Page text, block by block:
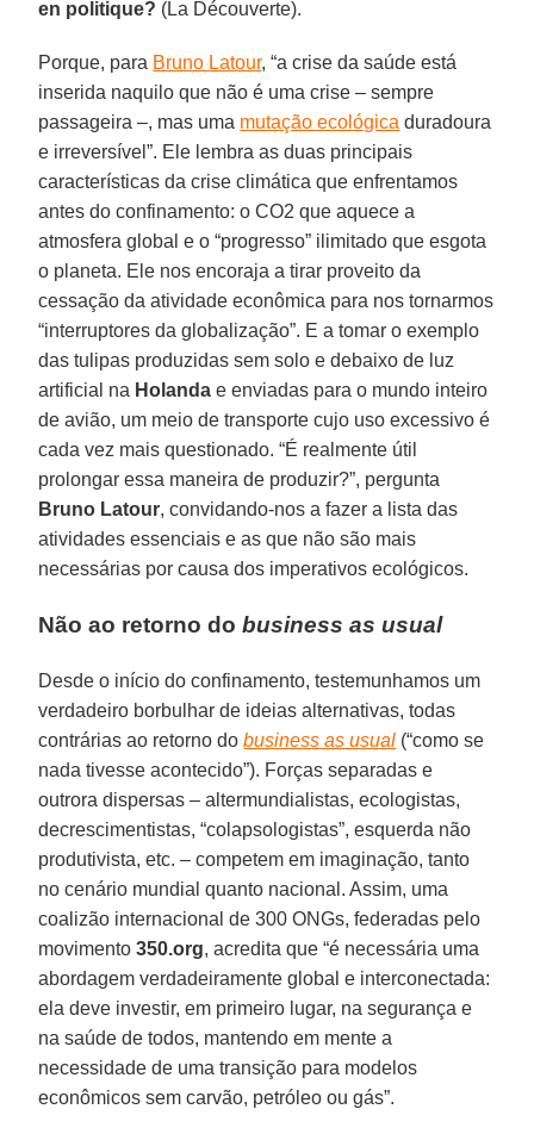
en politique? (La Découverte).
Porque, para Bruno Latour, “a crise da saúde está
inserida naquilo que não é uma crise – sempre
passageira –, mas uma mutação ecológica duradoura
e irreversível”. Ele lembra as duas principais
características da crise climática que enfrentamos
antes do confinamento: o CO2 que aquece a
atmosfera global e o “progresso” ilimitado que esgota
o planeta. Ele nos encoraja a tirar proveito da
cessação da atividade econômica para nos tornarmos
“interruptores da globalização”. E a tomar o exemplo
das tulipas produzidas sem solo e debaixo de luz
artificial na Holanda e enviadas para o mundo inteiro
de avião, um meio de transporte cujo uso excessivo é
cada vez mais questionado. “É realmente útil
prolongar essa maneira de produzir?”, pergunta
Bruno Latour, convidando-nos a fazer a lista das
atividades essenciais e as que não são mais
necessárias por causa dos imperativos ecológicos.
Não ao retorno dobusiness as usual
Desde o início do confinamento, testemunhamos um
verdadeiro borbulhar de ideias alternativas, todas
contrárias ao retorno dobusiness as usual (“como se
nada tivesse acontecido”). Forças separadas e
outrora dispersas – altermundialistas, ecologistas,
decrescimentistas, “colapsologistas”, esquerda não
produtivista, etc. – competem em imaginação, tanto
no cenário mundial quanto nacional. Assim, uma
coalizão internacional de 300 ONGs, federadas pelo
movimento350.org, acredita que “é necessária uma
abordagem verdadeiramente global e interconectada:
ela deve investir, em primeiro lugar, na segurança e
na saúde de todos, mantendo em mente a
necessidade de uma transição para modelos
econômicos sem carvão, petróleo ou gás”.